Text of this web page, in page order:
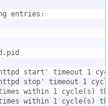
entries:
start' timeout 1
stop' timeout 1
within 1 cycle(s)
within 1 cycle(s)